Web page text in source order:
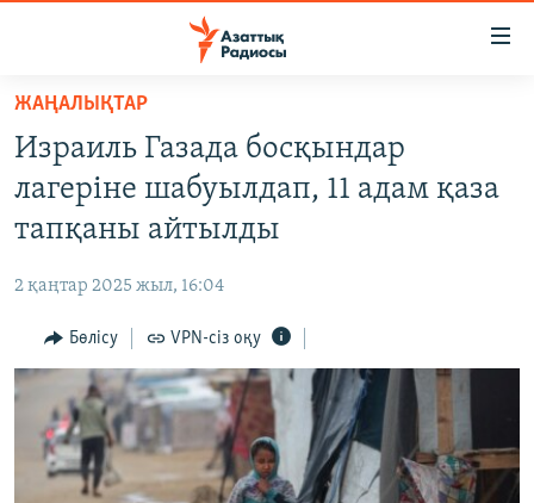
Skip
main
content
main
Navigation
to
Search
САЯСАТ
AZATTYQTV
АДАМ ҚҰҚЫҚТАРЫ
ӘЛЕУМЕТ
ӘЛЕМ
АРНАЙЫ ЖОБАЛАР
Русский
ЖАҢАЛЫҚТАР
Израиль Газада босқындар
лагеріне шабуылдап, 11 адам қаза
тапқаны айтылды
2 қаңтар 2025 жыл, 16:04
Бөлісу VPN-сіз оқу